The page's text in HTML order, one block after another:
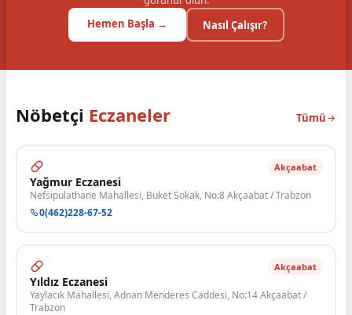
Hemen Başla →
Nasıl Çalışır?
Nöbetçi Eczaneler Tümü
Akçaabat
Yağmur Eczanesi
Nefsipulathane Mahallesi, Buket Sokak, No:8 Akçaabat / Trabzon
0(462)228-67-52
Akçaabat
Yıldız Eczanesi
Yaylacık Mahallesi, Adnan Menderes Caddesi, No:14 Akçaabat /
Trabzon